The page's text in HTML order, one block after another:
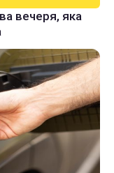
вечеря, яка